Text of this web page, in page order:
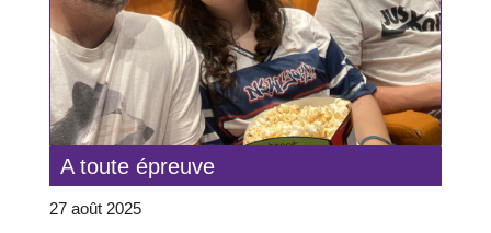
A toute épreuve
27 août 2025